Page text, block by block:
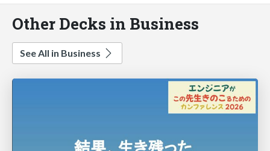
Other Decks in Business
See All in Business